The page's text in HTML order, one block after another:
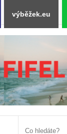
výběžek.eu